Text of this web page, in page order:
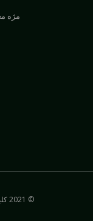
مژه
© 2021 کلیه حقوق محفوظ است Ohlala Co., LTD